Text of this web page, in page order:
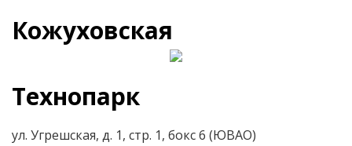
Кожуховская
Технопарк
ул. Угрешская, д. 1, стр. 1, бокс 6 (ЮВАО)